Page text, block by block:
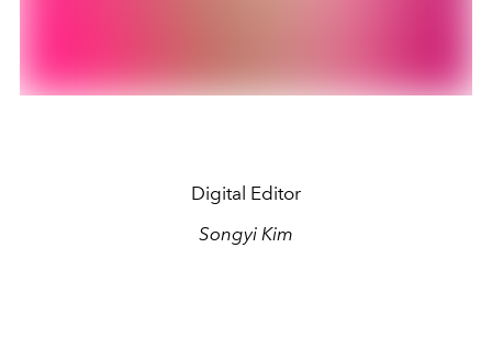
Digital Editor
Songyi Kim